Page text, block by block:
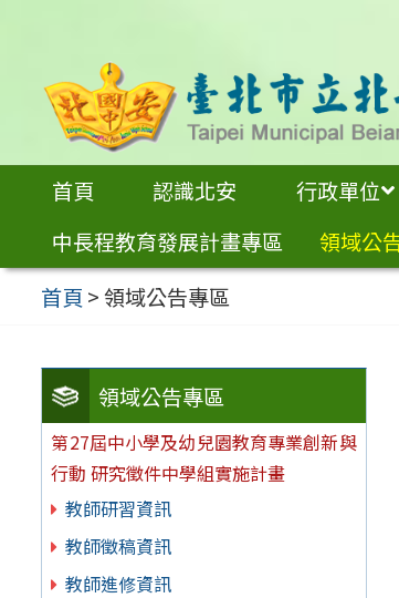
內
首頁 認識北安 行政單位
中長程教育發展計畫專區
領域公
首頁 >領域公告專區
領域公告專區
第27屆中小學及幼兒園教育專業創新與
行動 研究徵件中學組實施計畫
教師研習資訊
教師徵稿資訊
教師進修資訊